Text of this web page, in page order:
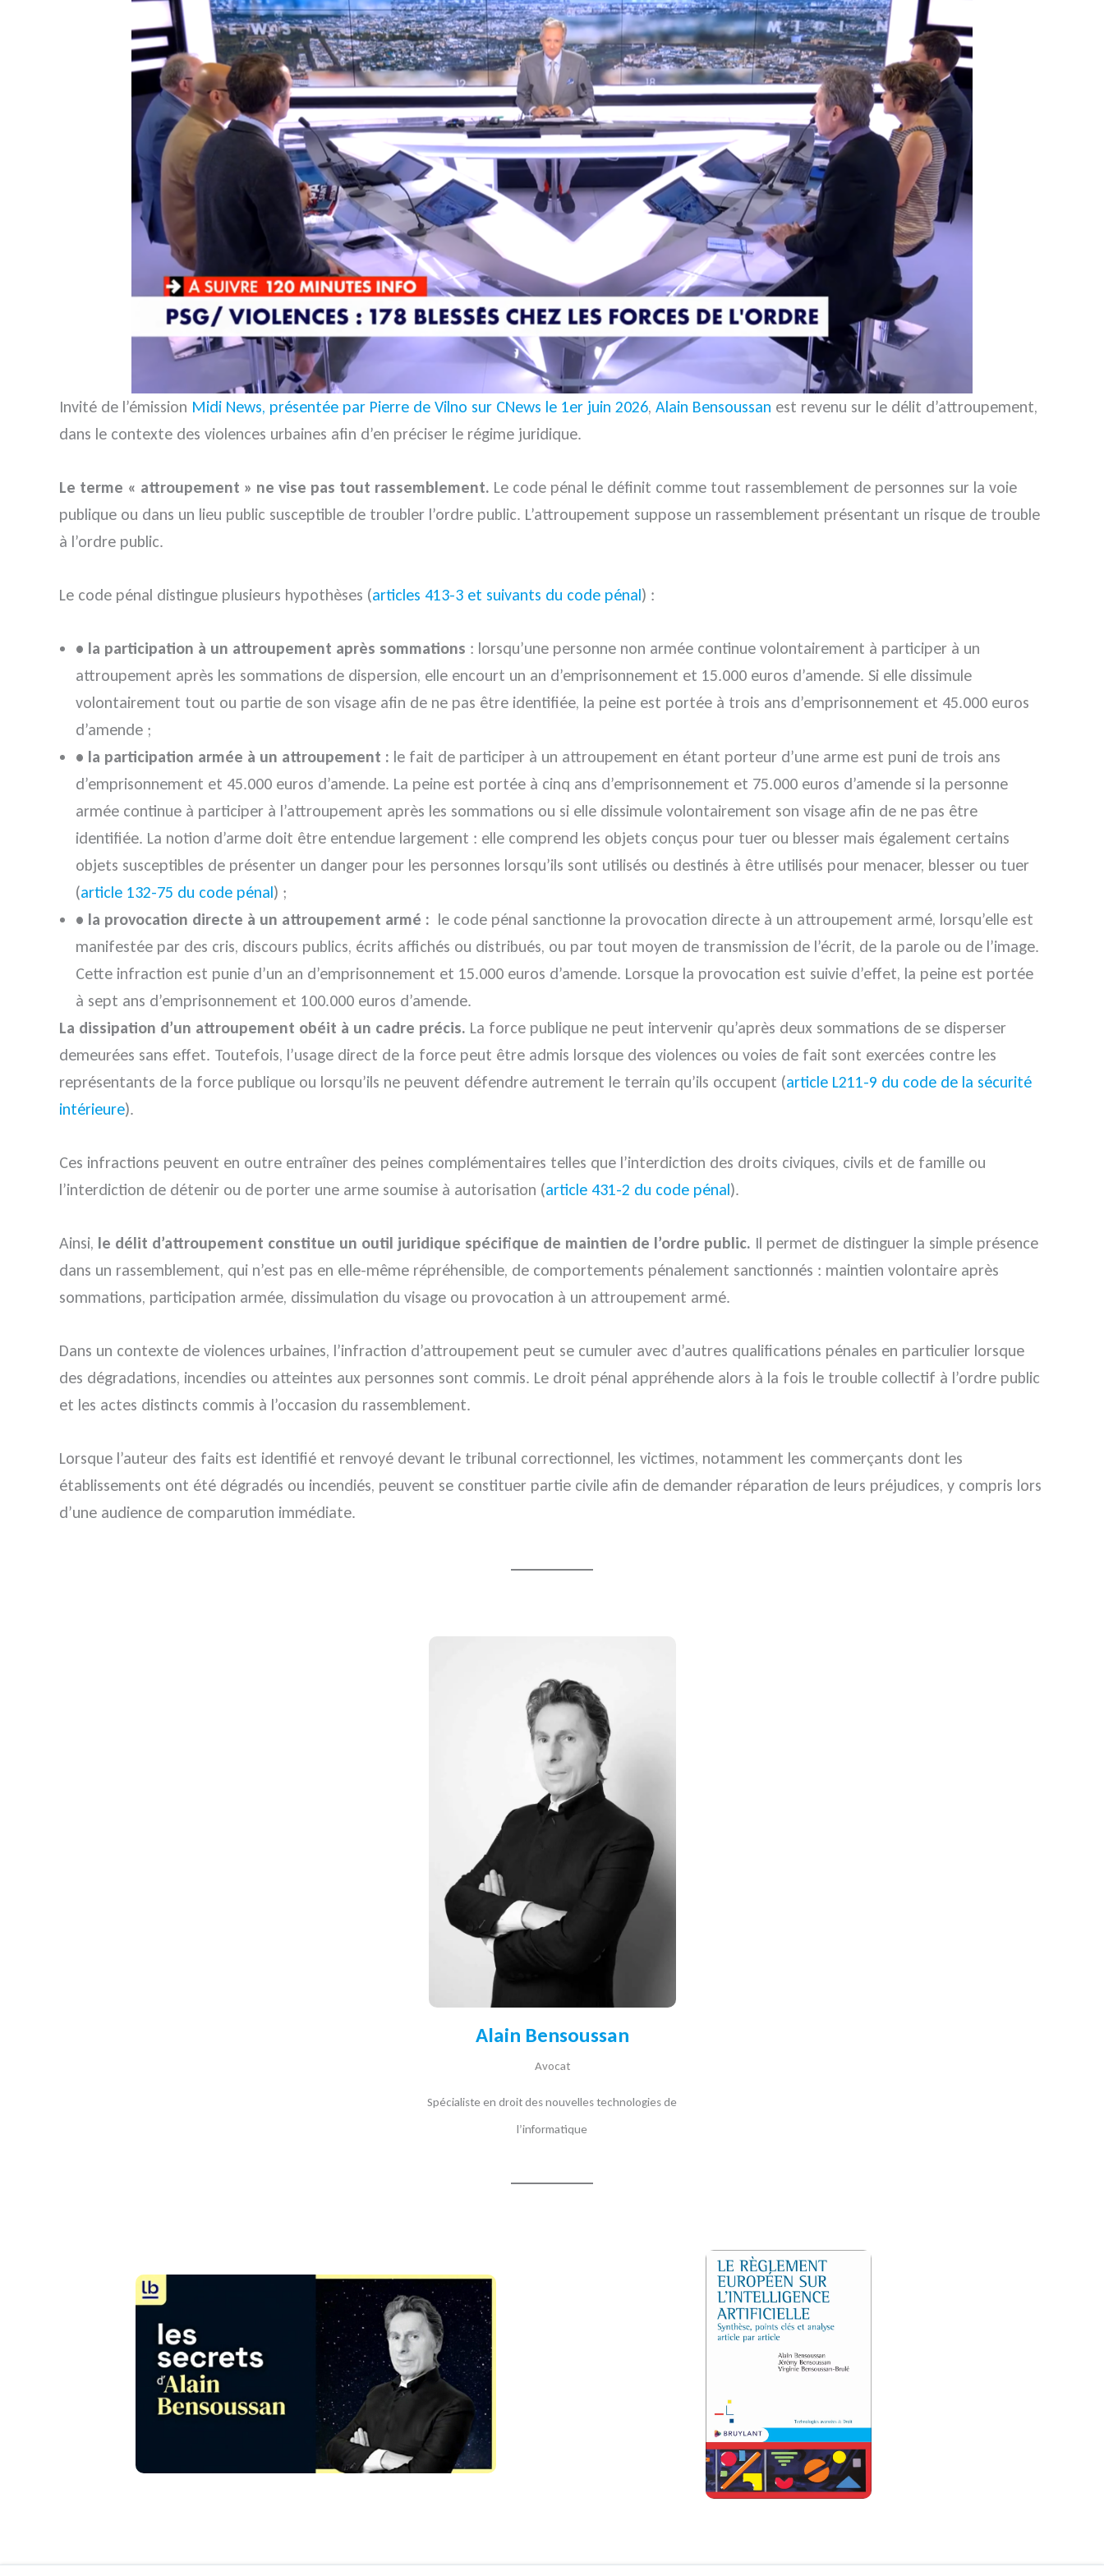
Invité de l’émission Midi News, présentée par Pierre de Vilno sur CNews le 1er juin 2026, Alain Bensoussan est revenu sur le délit d’attroupement,
dans le contexte des violences urbaines afin d’en préciser le régime juridique.
Le terme « attroupement » ne vise pas tout rassemblement. Le code pénal le définit comme tout rassemblement de personnes sur la voie
publique ou dans un lieu public susceptible de troubler l’ordre public. L’attroupement suppose un rassemblement présentant un risque de trouble
à l’ordre public.
Le code pénal distingue plusieurs hypothèses (articles 413-3 et suivants du code pénal) :
• la participation à un attroupement après sommations : lorsqu’une personne non armée continue volontairement à participer à un
attroupement après les sommations de dispersion, elle encourt un an d’emprisonnement et 15.000 euros d’amende. Si elle dissimule
volontairement tout ou partie de son visage afin de ne pas être identifiée, la peine est portée à trois ans d’emprisonnement et 45.000 euros
d’amende ;
• la participation armée à un attroupement : le fait de participer à un attroupement en étant porteur d’une arme est puni de trois ans
d’emprisonnement et 45.000 euros d’amende. La peine est portée à cinq ans d’emprisonnement et 75.000 euros d’amende si la personne
armée continue à participer à l’attroupement après les sommations ou si elle dissimule volontairement son visage afin de ne pas être
identifiée. La notion d’arme doit être entendue largement : elle comprend les objets conçus pour tuer ou blesser mais également certains
objets susceptibles de présenter un danger pour les personnes lorsqu’ils sont utilisés ou destinés à être utilisés pour menacer, blesser ou tuer
(article 132-75 du code pénal) ;
• la provocation directe à un attroupement armé : le code pénal sanctionne la provocation directe à un attroupement armé, lorsqu’elle est
manifestée par des cris, discours publics, écrits affichés ou distribués, ou par tout moyen de transmission de l’écrit, de la parole ou de l’image.
Cette infraction est punie d’un an d’emprisonnement et 15.000 euros d’amende. Lorsque la provocation est suivie d’effet, la peine est portée
à sept ans d’emprisonnement et 100.000 euros d’amende.
La dissipation d’un attroupement obéit à un cadre précis. La force publique ne peut intervenir qu’après deux sommations de se disperser
demeurées sans effet. Toutefois, l’usage direct de la force peut être admis lorsque des violences ou voies de fait sont exercées contre les
représentants de la force publique ou lorsqu’ils ne peuvent défendre autrement le terrain qu’ils occupent (article L211-9 du code de la sécurité
intérieure).
Ces infractions peuvent en outre entraîner des peines complémentaires telles que l’interdiction des droits civiques, civils et de famille ou
l’interdiction de détenir ou de porter une arme soumise à autorisation (article 431-2 du code pénal).
Ainsi, le délit d’attroupement constitue un outil juridique spécifique de maintien de l’ordre public. Il permet de distinguer la simple présence
dans un rassemblement, qui n’est pas en elle-même répréhensible, de comportements pénalement sanctionnés : maintien volontaire après
sommations, participation armée, dissimulation du visage ou provocation à un attroupement armé.
Dans un contexte de violences urbaines, l’infraction d’attroupement peut se cumuler avec d’autres qualifications pénales en particulier lorsque
des dégradations, incendies ou atteintes aux personnes sont commis. Le droit pénal appréhende alors à la fois le trouble collectif à l’ordre public
et les actes distincts commis à l’occasion du rassemblement.
Lorsque l’auteur des faits est identifié et renvoyé devant le tribunal correctionnel, les victimes, notamment les commerçants dont les
établissements ont été dégradés ou incendiés, peuvent se constituer partie civile afin de demander réparation de leurs préjudices, y compris lors
d’une audience de comparution immédiate.
Alain Bensoussan
Avocat
Spécialiste en droit des nouvelles technologies de
l’informatique